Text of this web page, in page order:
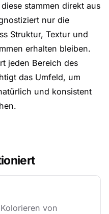
stammen direkt aus
nur die
Struktur, Textur und
erhalten bleiben.
jeden Bereich des
das Umfeld, um
und konsistent
von